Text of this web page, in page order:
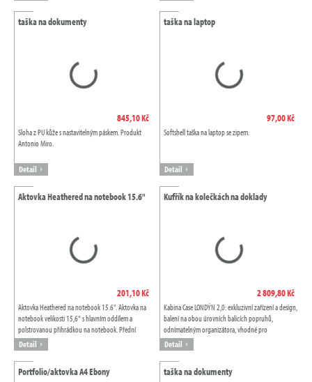
taška na dokumenty
845,10 Kč
Sloha z PU kůže s nastavitelným páskem. Produkt
Antonio Miro.
Detail
taška na laptop
97,00 Kč
Softshell taška na laptop se zipem.
Detail
Aktovka Heathered na notebook 15.6"
201,10 Kč
Aktovka Heathered na notebook 15.6". Aktovka na
notebook velikosti 15,6" s hlavním oddílem a
polstrovanou přihrádkou na notebook. Přední
vertikální kapsa na zip umožňuje snadný...
Detail
Kufřík na kolečkách na doklady
2 809,80 Kč
Kabina Case LONDÝN 2,0: exkluzivní zařízení a design,
balení na obou úrovních balicích popruhů,
odnímatelným organizátora, vhodné pro
dokumenty, soubory a notebooky až do 17“ ,...
Detail
Portfolio/aktovka A4 Ebony taška na dokumenty